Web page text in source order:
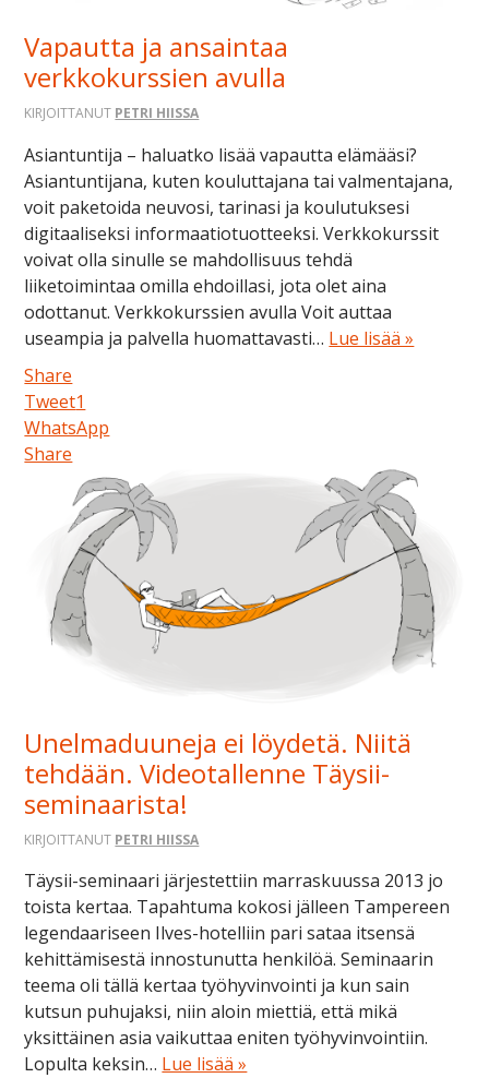
Vapautta ja ansaintaa
verkkokurssien avulla
KIRJOITTANUT PETRI HIISSA
Asiantuntija – haluatko lisää vapautta elämääsi?
Asiantuntijana, kuten kouluttajana tai valmentajana,
voit paketoida neuvosi, tarinasi ja koulutuksesi
digitaaliseksi informaatiotuotteeksi. Verkkokurssit
voivat olla sinulle se mahdollisuus tehdä
liiketoimintaa omilla ehdoillasi, jota olet aina
odottanut. Verkkokurssien avulla Voit auttaa
useampia ja palvella huomattavasti… Lue lisää »
Share
Tweet1
WhatsApp
Share
Unelmaduuneja ei löydetä. Niitä
tehdään. Videotallenne Täysii-
seminaarista!
KIRJOITTANUT PETRI HIISSA
Täysii-seminaari järjestettiin marraskuussa 2013 jo
toista kertaa. Tapahtuma kokosi jälleen Tampereen
legendaariseen Ilves-hotelliin pari sataa itsensä
kehittämisestä innostunutta henkilöä. Seminaarin
teema oli tällä kertaa työhyvinvointi ja kun sain
kutsun puhujaksi, niin aloin miettiä, että mikä
yksittäinen asia vaikuttaa eniten työhyvinvointiin.
Lopulta keksin… Lue lisää »